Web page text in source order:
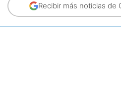
Recibir más noticias de